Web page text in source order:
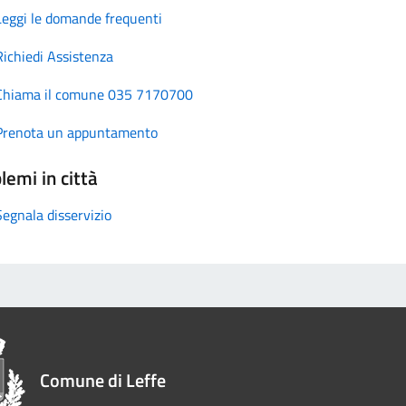
le domande frequenti
Assistenza
il comune 035 7170700
un appuntamento
in città
disservizio
Comune di Leffe